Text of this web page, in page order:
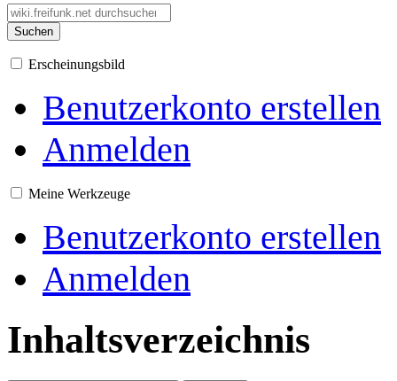
Suchen
Erscheinungsbild
Benutzerkonto erstellen
Anmelden
Meine Werkzeuge
Benutzerkonto erstellen
Anmelden
Inhaltsverzeichnis